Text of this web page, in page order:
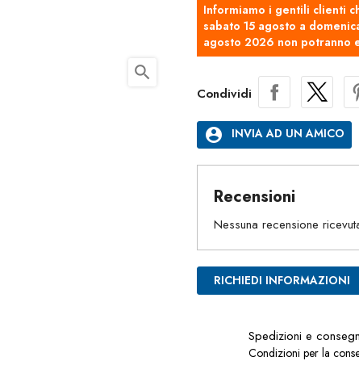
search
Informiamo i gentili clienti
sabato 15 agosto a
agosto 2026 non potranno
Condividi
account_circle INVIA AD UN AMICO
Recensioni
Nessuna recensione
RICHIEDI INFORMAZIONI
Spedizioni e
Condizioni per la